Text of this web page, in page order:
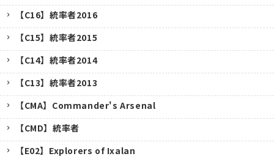
【C16】統率者2016
【C15】統率者2015
【C14】統率者2014
【C13】統率者2013
【CMA】Commander's Arsenal
【CMD】統率者
【E02】Explorers of Ixalan